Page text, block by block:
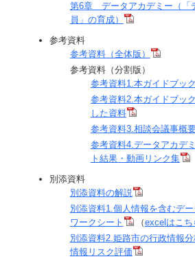
第6章 データアカデミー（「
員」の育成）
参考資料
参考資料（全体版）
参考資料（分割版）
参考資料1.本ガイドブッ
参考資料2.本ガイドブッ
した資料
参考資料3.相談会議事概
参考資料4.データアカデ
ト結果・動画リンク集
別添資料
別添資料の解説
別添資料1.個人情報を含むデ
ワークシート
（excelはこち
別添資料2.姫路市の行政情報
情報リスク評価